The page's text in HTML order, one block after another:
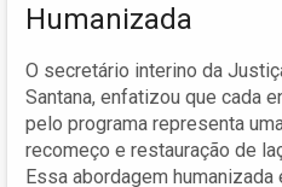
Humanizada
O secretário interino da
Santana, enfatizou que cada
pelo programa representa
recomeço e restauração de
Essa abordagem